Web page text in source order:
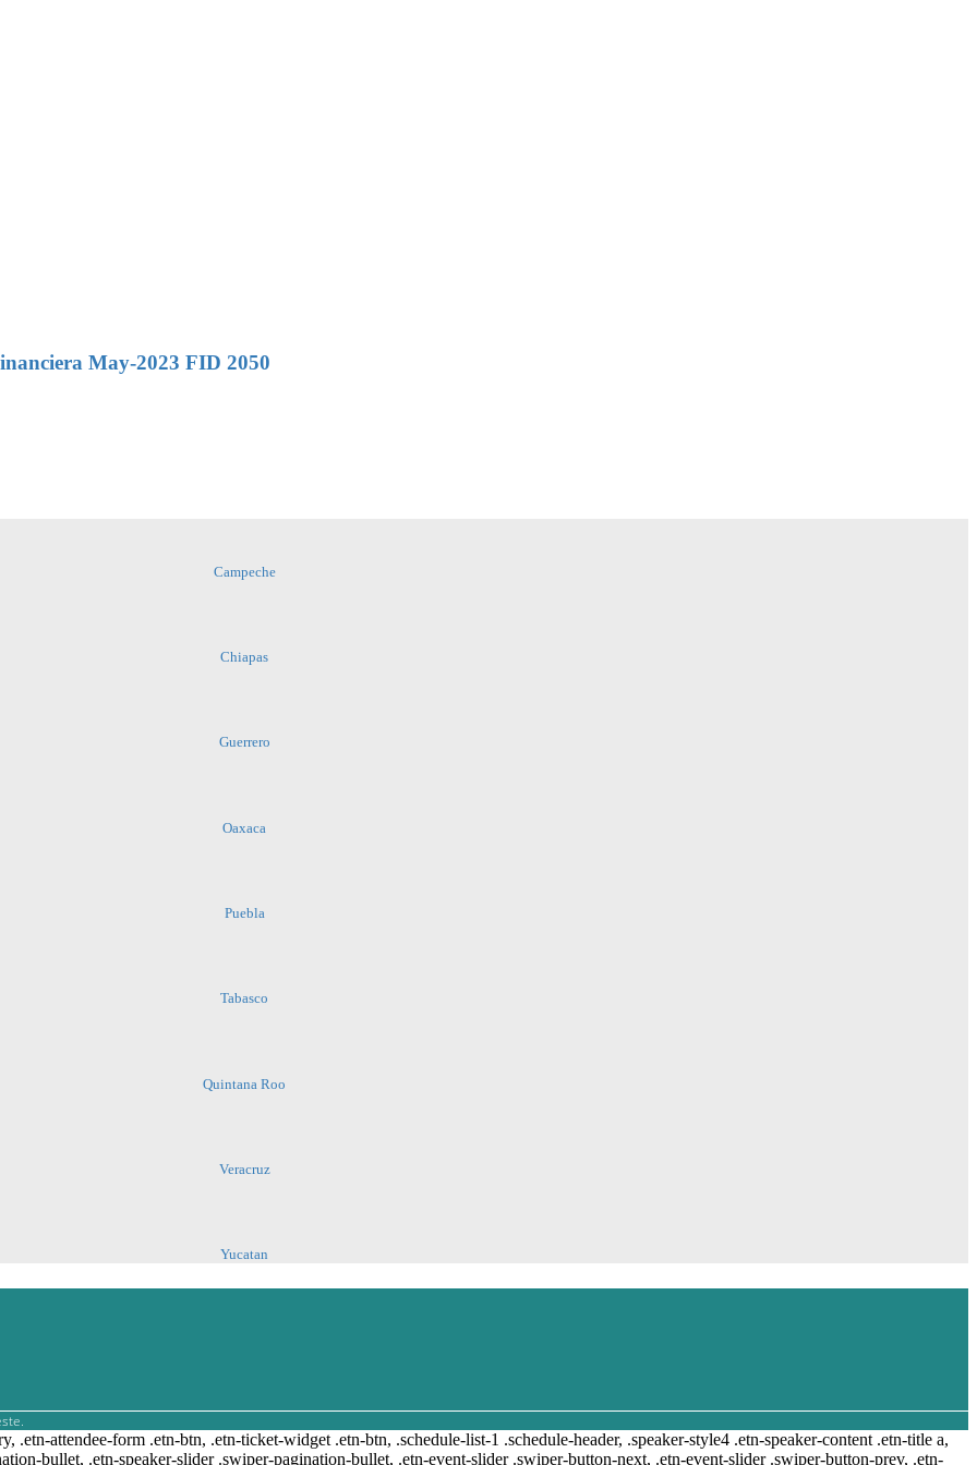
May-2023 FID 2050
Campeche
Chiapas
Guerrero
Oaxaca
Puebla
Tabasco
Quintana Roo
Veracruz
Yucatan
attendee-form .etn-btn, .etn-ticket-widget .etn-btn, .schedule-list-1 .schedule-header, .speaker-style4 .etn-speaker-content .etn-title a,
bullet, .etn-speaker-slider .swiper-pagination-bullet, .etn-event-slider .swiper-button-next, .etn-event-slider .swiper-button-prev, .etn-